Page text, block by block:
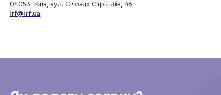
04053, Київ, вул. Січових Стрільців, 46
irf@irf.ua